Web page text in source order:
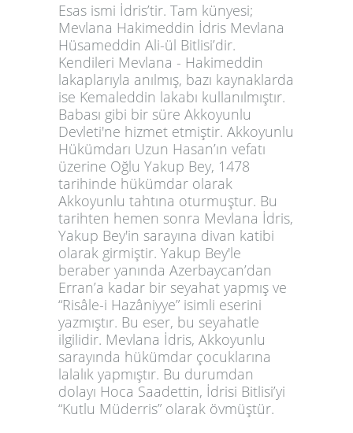
Esas ismi İdris’tir. Tam künyesi;
Mevlana Hakimeddin İdris Mevlana
Hüsameddin Ali-ül Bitlisi’dir.
Kendileri Mevlana - Hakimeddin
lakaplarıyla anılmış, bazı kaynaklarda
ise Kemaleddin lakabı kullanılmıştır.
Babası gibi bir süre Akkoyunlu
Devleti'ne hizmet etmiştir. Akkoyunlu
Hükümdarı Uzun Hasan’ın vefatı
üzerine Oğlu Yakup Bey, 1478
tarihinde hükümdar olarak
Akkoyunlu tahtına oturmuştur. Bu
tarihten hemen sonra Mevlana İdris,
Yakup Bey'in sarayına divan katibi
olarak girmiştir. Yakup Bey'le
beraber yanında Azerbaycan’dan
Erran’a kadar bir seyahat yapmış ve
“Risâle-i Hazâniyye” isimli eserini
yazmıştır. Bu eser, bu seyahatle
ilgilidir. Mevlana İdris, Akkoyunlu
sarayında hükümdar çocuklarına
lalalık yapmıştır. Bu durumdan
dolayı Hoca Saadettin, İdrisi Bitlisi’yi
“Kutlu Müderris” olarak övmüştür.